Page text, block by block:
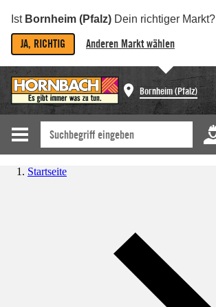
Ist Bornheim (Pfalz) Dein richtiger Markt?
JA, RICHTIG Anderen Markt wählen
Bornheim (Pfalz)
Startseite